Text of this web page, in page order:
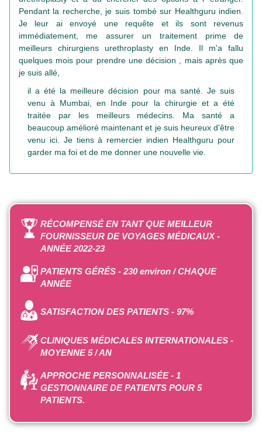
Pendant la recherche, je suis tombé sur Healthguru indien.
Je leur ai envoyé une requête et ils sont revenus
immédiatement, me assurer un traitement prime de
meilleurs chirurgiens urethroplasty en Inde. Il m'a fallu
quelques mois pour prendre une décision , mais après que
je suis allé,
il a été la meilleure décision pour ma santé. Je suis
venu à Mumbai, en Inde pour la chirurgie et a été
traitée par les meilleurs médecins. Ma santé a
beaucoup amélioré maintenant et je suis heureux d'être
venu ici. Je tiens à remercier indien Healthguru pour
garder ma foi et de me donner une nouvelle vie.
RÉCOMPENSÉ EN TANT QUE MEILLEUR
FOURNISSEUR DE VOYAGES MÉDICAUX -
ANNÉE 2022-23
PATIENTS GÉRÉS - 230 environ / CHAQUE
ANNÉE
SATISFACTION DES PATIENTS - 97%
CLINIQUES MÉDICALES INTERNATIONALES -
MOYENNE 5 / AN
APPROCHE PERSONNALISÉE - 1
GESTIONNAIRE DE PATIENTS POUR 5
PATIENTS.